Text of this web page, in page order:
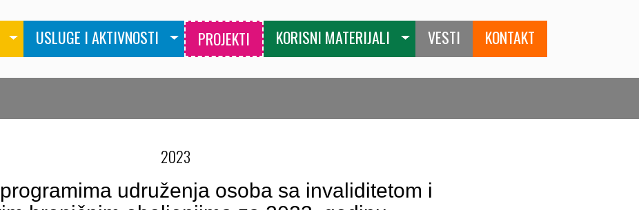
USLUGE I AKTIVNOSTI PROJEKTI KORISNI MATERIJALI VESTI KONTAKT
2023
udruženja osoba sa invaliditetom i